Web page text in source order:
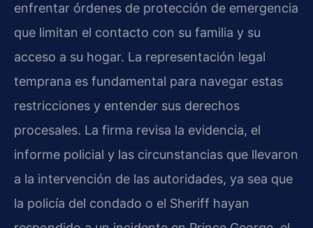
enfrentar órdenes de protección de emergencia
que limitan el contacto con su familia y su
acceso a su hogar. La representación legal
temprana es fundamental para navegar estas
restricciones y entender sus derechos
procesales. La firma revisa la evidencia, el
informe policial y las circunstancias que llevaron
a la intervención de las autoridades, ya sea que
la policía del condado o el Sheriff hayan